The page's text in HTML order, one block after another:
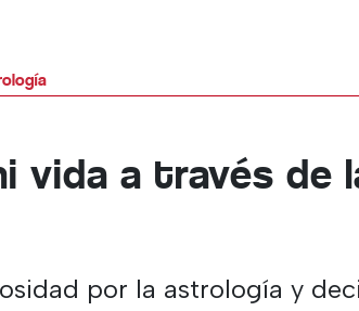
vida a través de
por la astrología y